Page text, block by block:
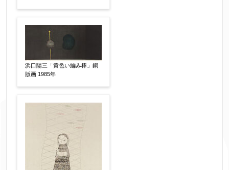
浜口陽三「黄色い編み棒」銅
版画 1985年